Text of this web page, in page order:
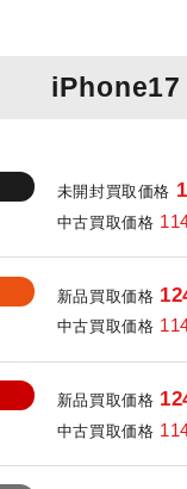
iPhone17
未開封買取価格
中古買取価格
新品買取価格
中古買取価格
新品買取価格
中古買取価格